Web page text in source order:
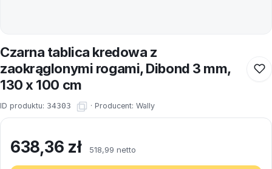
Czarna tablica kredowa z
zaokrąglonymi rogami, Dibond 3 mm,
130 x 100 cm
ID produktu: 34303 · Producent: Wally
638,36 zł 518,99 netto